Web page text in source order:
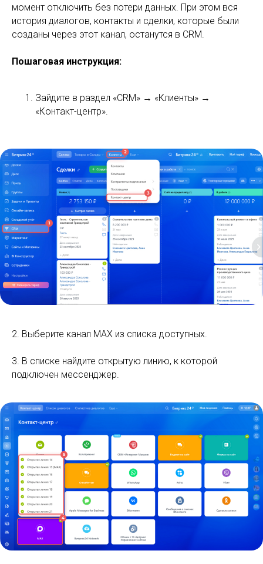
момент отключить без потери данных. При этом вся
история диалогов, контакты и сделки, которые были
созданы через этот канал, останутся в CRM.
Пошаговая инструкция:
Зайдите в раздел «CRM» → «Клиенты» →
«Контакт-центр».
2. Выберите канал MAX из списка доступных.
3. В списке найдите открытую линию, к которой
подключен мессенджер.